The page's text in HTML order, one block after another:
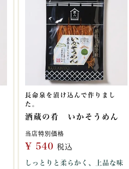
長命泉を漬け込んで作りまし
た。
酒蔵の肴 いかそうめん
当店特別価格
¥ 540 税込
しっとりと柔らかく、上品な味